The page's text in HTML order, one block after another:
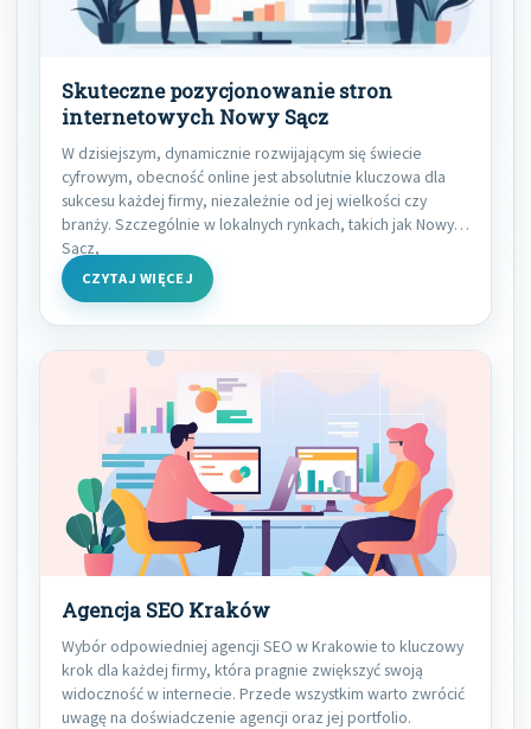
Skuteczne pozycjonowanie stron
internetowych Nowy Sącz
W dzisiejszym, dynamicznie rozwijającym się świecie
cyfrowym, obecność online jest absolutnie kluczowa dla
sukcesu każdej firmy, niezależnie od jej wielkości czy
branży. Szczególnie w lokalnych rynkach, takich jak Nowy
Sącz,
CZYTAJ WIĘCEJ
Agencja SEO Kraków
Wybór odpowiedniej agencji SEO w Krakowie to kluczowy
krok dla każdej firmy, która pragnie zwiększyć swoją
widoczność w internecie. Przede wszystkim warto zwrócić
uwagę na doświadczenie agencji oraz jej portfolio.